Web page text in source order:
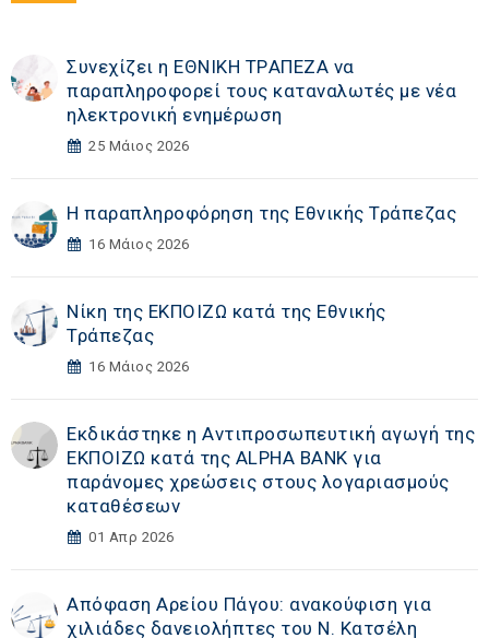
Συνεχίζει η ΕΘΝΙΚΗ TΡAΠEZA να
παραπληροφορεί τους καταναλωτές με νέα
ηλεκτρονική ενημέρωση
25 Μάιος 2026
Η παραπληροφόρηση της Εθνικής Τράπεζας
16 Μάιος 2026
Νίκη της ΕΚΠΟΙΖΩ κατά της Εθνικής
Τράπεζας
16 Μάιος 2026
Εκδικάστηκε η Αντιπροσωπευτική αγωγή της
ΕΚΠΟΙΖΩ κατά της ALPHA BANK για
παράνομες χρεώσεις στους λογαριασμούς
καταθέσεων
01 Απρ 2026
Απόφαση Αρείου Πάγου: ανακούφιση για
χιλιάδες δανειολήπτες του Ν. Κατσέλη